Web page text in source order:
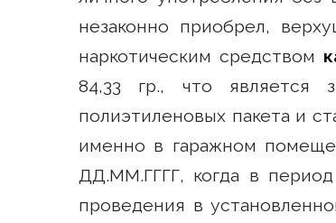
незаконно приобрел,
наркотическим средством
84,33 гр., что является
полиэтиленовых пакета и
именно в гаражном
ДД.ММ.ГГГГ, когда в
проведения в